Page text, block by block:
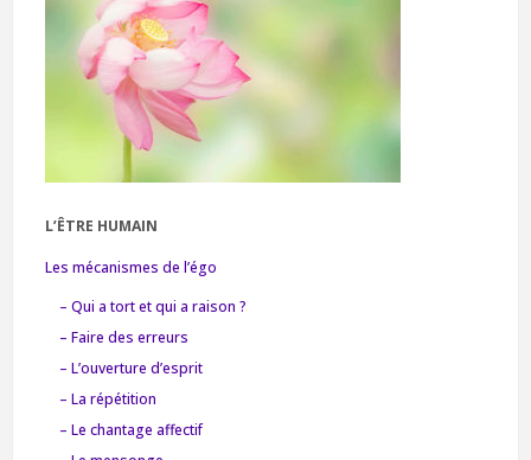
L’ÊTRE HUMAIN
Les mécanismes de l’égo
– Qui a tort et qui a raison ?
– Faire des erreurs
– L’ouverture d’esprit
– La répétition
– Le chantage affectif